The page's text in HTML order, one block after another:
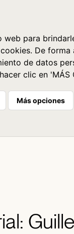
para
De
de datos
clic en 'MÁS
Más opciones